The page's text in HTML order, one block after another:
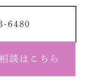
6480
談はこちら